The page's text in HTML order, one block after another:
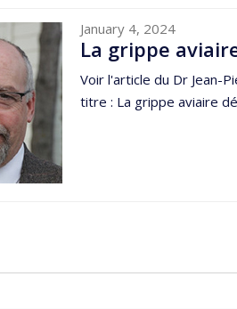
January 4, 2024
La grippe
Voir l'article du Dr Jean-
titre : La grippe aviaire